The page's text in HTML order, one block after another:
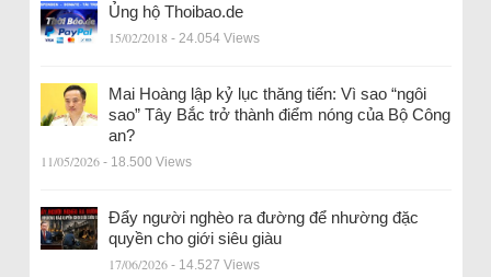
Ủng hộ Thoibao.de
15/02/2018 - 24.054 Views
Mai Hoàng lập kỷ lục thăng tiến: Vì sao “ngôi
sao” Tây Bắc trở thành điểm nóng của Bộ Công
an?
11/05/2026 - 18.500 Views
Đẩy người nghèo ra đường để nhường đặc
quyền cho giới siêu giàu
17/06/2026 - 14.527 Views